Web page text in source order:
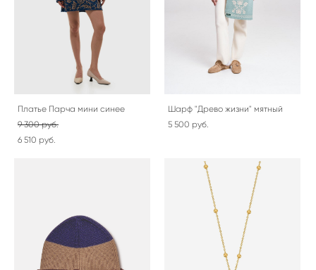
Платье Парча мини синее
9 300 pуб.
6 510 pуб.
Шарф "Древо жизни" мятный
5 500 pуб.